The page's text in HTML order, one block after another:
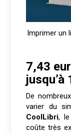
Imprimer un
7,43
jusqu’à
De
varier du
CoolLibri,
coûte très